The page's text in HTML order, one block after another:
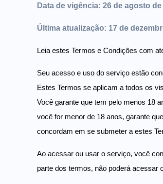
Data de vigência: 26 de agosto de
Última atualização: 17 de
Leia estes Termos e Condições com
Seu acesso e uso do serviço estão
Estes Termos se aplicam a todos os
Você garante que tem pelo menos 18
você for menor de 18 anos, garante
concordam em se submeter a estes
Ao acessar ou usar o serviço, você
parte dos termos, não poderá acessar